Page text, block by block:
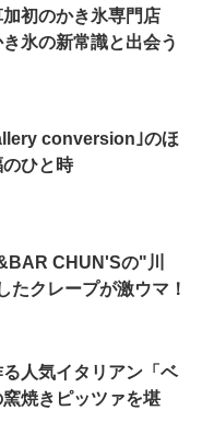
加初のかき氷専門店
き氷の新常識と出会う
conversion｣のほ
ひと時
CHUN'Sの"川
たクレープが激ウマ！
る人気イタリアン「ベ
焼きピッツァを堪